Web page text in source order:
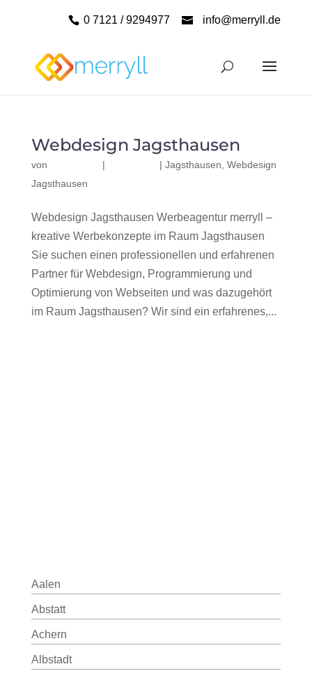
0 7121 / 9294977 info@merryll.de
Webdesign Jagsthausen
von | | Jagsthausen Webdesign
Jagsthausen
Webdesign Jagsthausen Werbeagentur merryll –
kreative Werbekonzepte im Raum Jagsthausen
Sie suchen einen professionellen und erfahrenen
Partner für Webdesign, Programmierung und
Optimierung von Webseiten und was dazugehört
im Raum Jagsthausen? Wir sind ein erfahrenes,...
Aalen
Abstatt
Achern
Albstadt